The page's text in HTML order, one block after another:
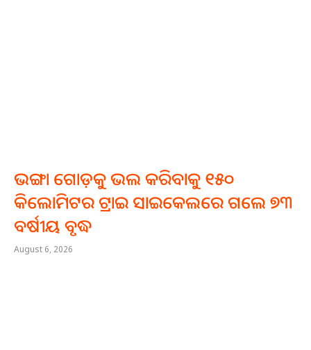
ଭଙ୍ଗା ଗୋଡ଼କୁ ଭଲ କରିବାକୁ ୧୫୦
କିଲୋମିଟର ଟ୍ରାଇ ସାଇକେଲରେ ଗଲେ ୭୩
ବର୍ଷୀୟ ବୃଦ୍ଧ
August 6, 2026